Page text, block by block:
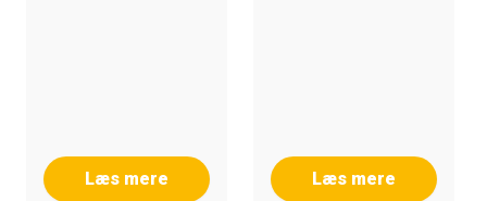
Læs mere Læs mere